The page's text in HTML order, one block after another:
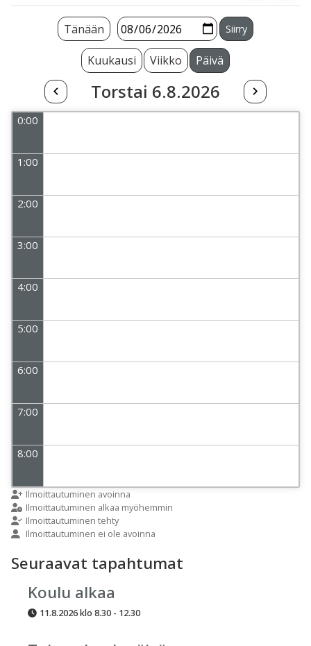
Kuukausi Viikko Päivä
Torstai 6.8.2026
Tänään
0:00
1:00
2:00
3:00
4:00
5:00
6:00
7:00
8:00
9:00
10:00
12:00
Ilmoittautuminen avoinna
Ilmoittautuminen alkaa myöhemmin
Ilmoittautuminen tehty
Ilmoittautuminen ei ole avoinna
Seuraavat tapahtumat
Koulu alkaa
11.8.2026 klo 8.30 - 12.30